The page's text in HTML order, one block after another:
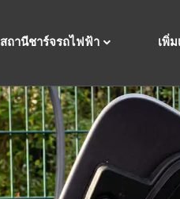
สถานีชาร์จรถไฟฟ้า เพิ่